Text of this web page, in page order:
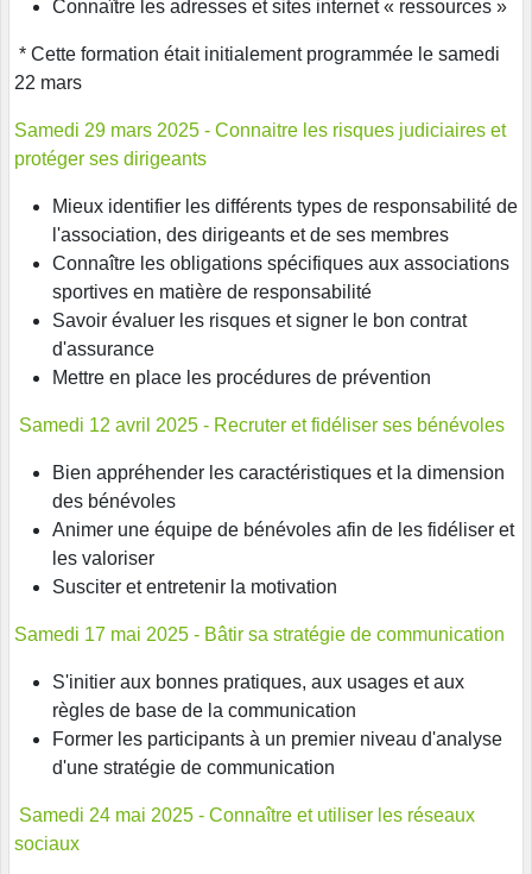
Connaître les adresses et sites internet « ressources »
* Cette formation était initialement programmée le samedi
22 mars
Samedi 29 mars 2025 - Connaitre les risques judiciaires et
protéger ses dirigeants
Mieux identifier les différents types de responsabilité de
l'association, des dirigeants et de ses membres
Connaître les obligations spécifiques aux associations
sportives en matière de responsabilité
Savoir évaluer les risques et signer le bon contrat
d'assurance
Mettre en place les procédures de prévention
Samedi 12 avril 2025 - Recruter et fidéliser ses bénévoles
Bien appréhender les caractéristiques et la dimension
des bénévoles
Animer une équipe de bénévoles afin de les fidéliser et
les valoriser
Susciter et entretenir la motivation
Samedi 17 mai 2025 - Bâtir sa stratégie de communication
S'initier aux bonnes pratiques, aux usages et aux
règles de base de la communication
Former les participants à un premier niveau d'analyse
d'une stratégie de communication
Samedi 24 mai 2025 - Connaître et utiliser les réseaux
sociaux